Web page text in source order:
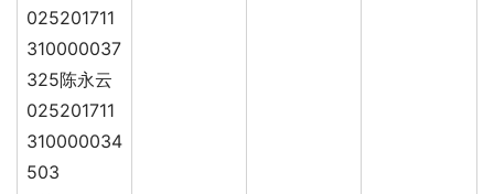
025201711
310000037
325陈永云
025201711
310000034
503